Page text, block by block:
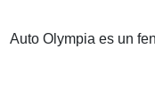
Auto Olympia es un